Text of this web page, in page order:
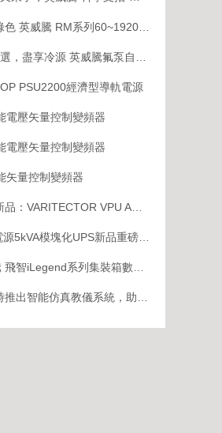
PSU2200經濟型導軌電源
電壓矢量控制變頻器
電壓矢量控制變頻器
矢量控制變頻器